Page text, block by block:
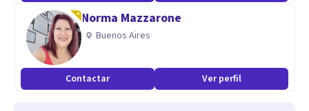
Norma Mazzarone
Buenos Aires
Contactar Ver perfil